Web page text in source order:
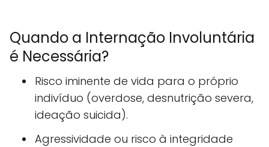
Quando a Internação Involuntária
é Necessária?
Risco iminente de vida para o próprio
indivíduo (overdose, desnutrição severa,
ideação suicida).
Agressividade ou risco à integridade